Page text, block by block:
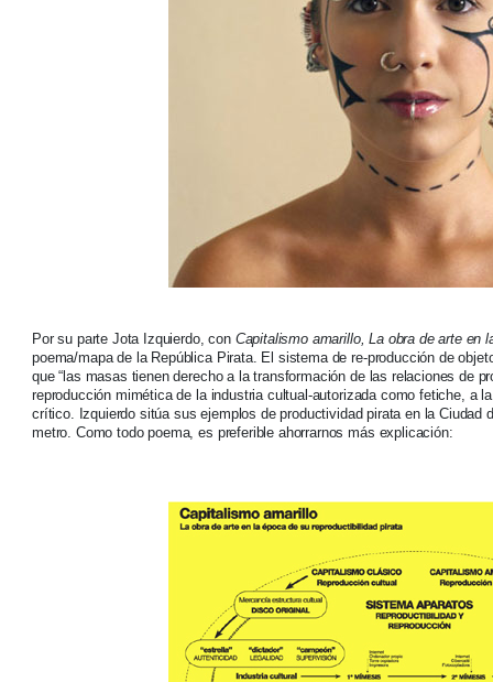
Por su parte Jota Izquierdo, con Capitalismo amarillo, La obra de arte en
poema/mapa de la República Pirata. El sistema de re-producción de
que “las masas tienen derecho a la transformación de las relaciones de
reproducción mimética de la industria cultual-autorizada como fetiche, a
crítico. Izquierdo sitúa sus ejemplos de productividad pirata en la Ciudad
metro. Como todo poema, es preferible ahorrarnos más explicación: